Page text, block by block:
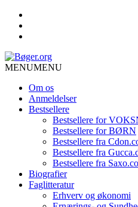
MENUMENU
Om os
Anmeldelser
Bestsellere
Bestsellere for
Bestsellere for BØRN
Bestsellere fra
Bestsellere fra
Bestsellere fra
Biografier
Faglitteratur
Erhverv og økonomi